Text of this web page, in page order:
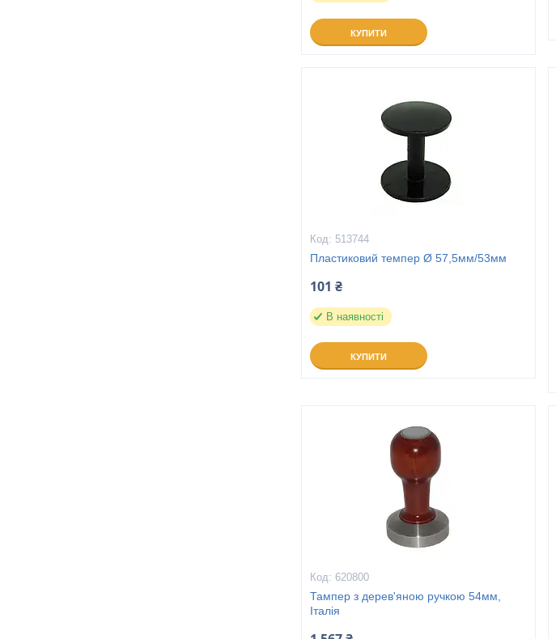
КУПИТИ
513744
Пластиковий темпер Ø 57,5мм/53мм
101 ₴
В наявності
КУПИТИ
620800
Тампер з дерев'яною ручкою 54мм,
Італія